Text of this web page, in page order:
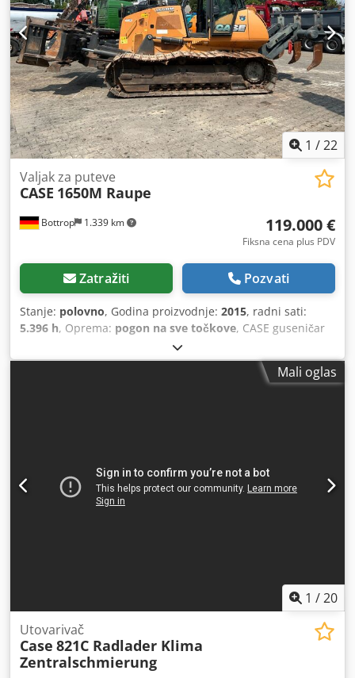
1 /22
Bottrop 1.339 km
Valjak za puteve
CASE 1650M Raupe
119.000 €
Fiksna cena plus PDV
Zatražiti Pozvati
Stanje: polovno, Godina proizvodnje: 2015, radni sati:
5.396 h, Oprema: pogon na sve točkove, CASE guseničar
Tip: 1650M Prazna masa: 19.200 kg Dksdpfx Agjzhyrmo Nsr
Snaga: 122 kW Radnih sati: 5.396 Oprema: - Grejanje
sedišta - Klima uređaj - Radio - Zadnji ripper sa 3 zuba -
Mali oglas
1 /20
Utovarivač
Case 821C Radlader Klima
Zentralschmierung